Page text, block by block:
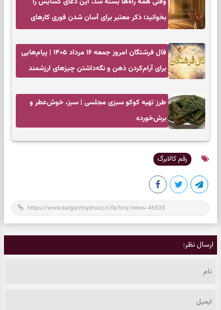
بخوانید؛ ذکر معتبر برای آسان شدن فوری کارهای
فال فرشتگان امروز جمعه ۱۶ مرداد ۱۴۰۵ | پیام‌هایی
برای آرام‌کردن ذهن و نگه‌داشتن چیزهای ارزشمند
طرز تهیه کوکو سبزی مجلسی | سبز، خوش‌عطر و
برش‌خورده
رقم کالابرگ
ارسال نظر: